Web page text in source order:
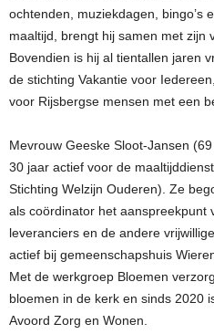
ochtenden, muziekdagen, bingo’s
maaltijd, brengt hij samen met zijn
Bovendien is hij al tientallen jaren
de stichting Vakantie voor
voor Rijsbergse mensen met een
Mevrouw Geeske Sloot-Jansen
30 jaar actief voor de
Stichting Welzijn Ouderen). Ze
als coördinator het aanspreekpunt
leveranciers en de andere
actief bij gemeenschapshuis
Met de werkgroep Bloemen
bloemen in de kerk en sinds 2020
Avoord Zorg en Wonen.